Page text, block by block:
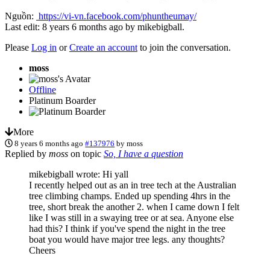
Nguồn: https://vi-vn.facebook.com/phuntheumay/
Last edit: 8 years 6 months ago by mikebigball.
Please Log in orCreate an account to join the conversation.
moss
Offline
Platinum Boarder
More
8 years 6 months ago #137976 bymoss
Replied by moss on topic So, I have a question
mikebigball wrote: Hi yall
I recently helped out as an in tree tech at the Australian
tree climbing champs. Ended up spending 4hrs in the
tree, short break the another 2. when I came down I felt
like I was still in a swaying tree or at sea. Anyone else
had this? I think if you've spend the night in the tree
boat you would have major tree legs. any thoughts?
Cheers